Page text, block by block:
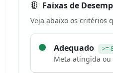
Faixas de
Veja abaixo os critérios
Adequado >=
Meta atingida ou